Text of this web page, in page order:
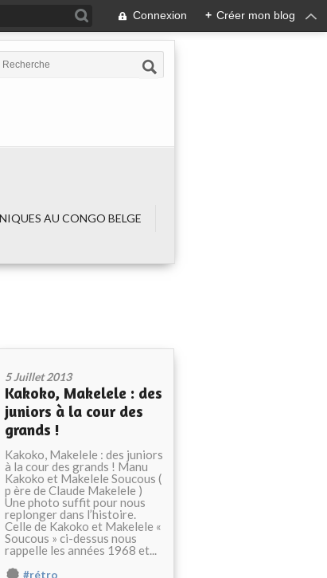
Connexion + Créer mon blog
AU CONGO BELGE
5 Juillet 2013
Kakoko, Makelele : des
juniors à la cour des
grands !
Kakoko, Makelele : des juniors
à la cour des grands ! Manu
Kakoko et Makelele Soucous (
p ère de Claude Makelele )
Une photo suffit pour nous
replonger dans l’histoire.
Celle de Kakoko et Makelele «
Soucous » ci-dessus nous
rappelle les années 1968 et...
#rétro